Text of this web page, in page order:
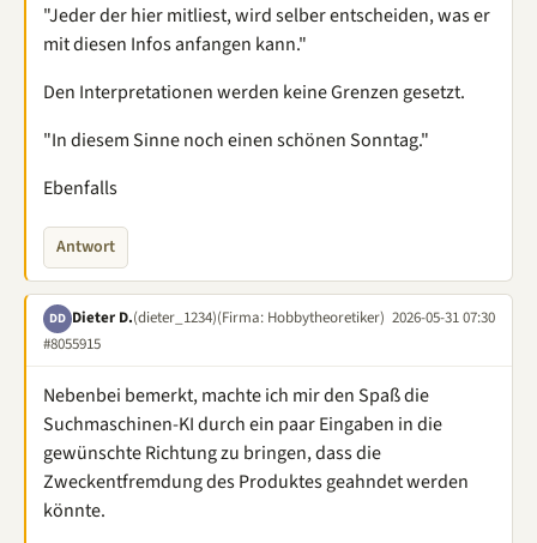
"Jeder der hier mitliest, wird selber entscheiden, was er
mit diesen Infos anfangen kann."
Den Interpretationen werden keine Grenzen gesetzt.
"In diesem Sinne noch einen schönen Sonntag."
Ebenfalls
Antwort
DD Dieter D.(dieter_1234)(Firma: Hobbytheoretiker) 2026-05-31 07:30
#8055915
Nebenbei bemerkt, machte ich mir den Spaß die
Suchmaschinen-KI durch ein paar Eingaben in die
gewünschte Richtung zu bringen, dass die
Zweckentfremdung des Produktes geahndet werden
könnte.